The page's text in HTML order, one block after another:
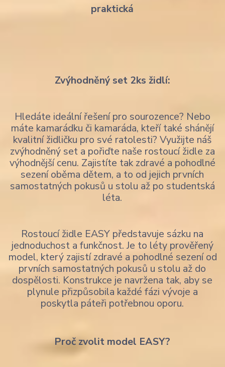
praktická
Zvýhodněný set 2ks židlí:
Hledáte ideální řešení pro sourozence? Nebo
máte kamarádku či kamaráda, kteří také shánějí
kvalitní židličku pro své ratolesti? Využijte náš
zvýhodněný set a pořiďte naše rostoucí židle za
výhodnější cenu. Zajistíte tak zdravé a pohodlné
sezení oběma dětem, a to od jejich prvních
samostatných pokusů u stolu až po studentská
léta.
Rostoucí židle EASY představuje sázku na
jednoduchost a funkčnost. Je to léty prověřený
model, který zajistí zdravé a pohodlné sezení od
prvních samostatných pokusů u stolu až do
dospělosti. Konstrukce je navržena tak, aby se
plynule přizpůsobila každé fázi vývoje a
poskytla páteři potřebnou oporu.
Proč zvolit model EASY?